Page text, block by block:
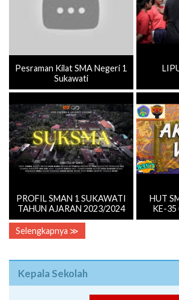
Pesraman Kilat SMA Negeri 1
Sukawati
PROFIL SMAN 1 SUKAWATI
TAHUN AJARAN 2023/2024
HUT
KE-35
Selengkapnya ≫
Kepala Sekolah